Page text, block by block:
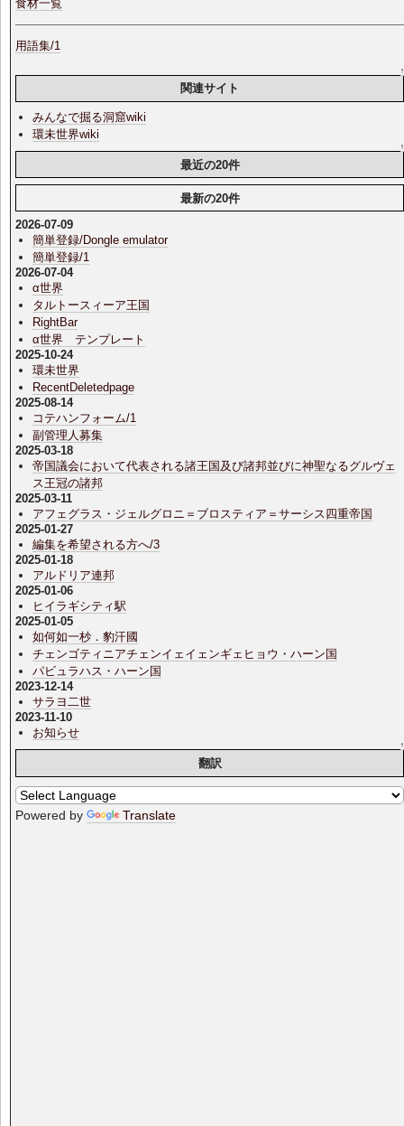
食材一覧
用語集/1
↑
関連サイト
みんなで掘る洞窟wiki
環未世界wiki
↑
最近の20件
最新の20件
2026-07-09
簡単登録/Dongle emulator
簡単登録/1
2026-07-04
α世界
タルトースィーア王国
RightBar
α世界 テンプレート
2025-10-24
環未世界
RecentDeletedpage
2025-08-14
コテハンフォーム/1
副管理人募集
2025-03-18
帝国議会において代表される諸王国及び諸邦並びに神聖なるグルヴェ
ス王冠の諸邦
2025-03-11
アフェグラス・ジェルグロニ＝ブロスティア＝サーシス四重帝国
2025-01-27
編集を希望される方へ/3
2025-01-18
アルドリア連邦
2025-01-06
ヒイラギシティ駅
2025-01-05
如何如一杪．豹汗國
チェンゴティニアチェンイェイェンギェヒョウ・ハーン国
パビュラハス・ハーン国
2023-12-14
サラヨ二世
2023-11-10
お知らせ
↑
翻訳
Powered by Translate